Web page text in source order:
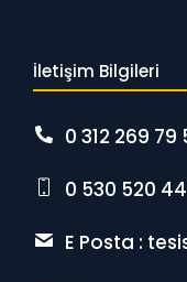
İletişim Bilgileri
0 312 269 79
0 530 520
E Posta :